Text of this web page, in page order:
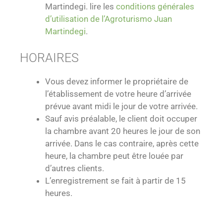
Martindegi. lire les conditions générales
d’utilisation de l’Agroturismo Juan
Martindegi.
HORAIRES
Vous devez informer le propriétaire de
l’établissement de votre heure d’arrivée
prévue avant midi le jour de votre arrivée.
Sauf avis préalable, le client doit occuper
la chambre avant 20 heures le jour de son
arrivée. Dans le cas contraire, après cette
heure, la chambre peut être louée par
d’autres clients.
L’enregistrement se fait à partir de 15
heures.